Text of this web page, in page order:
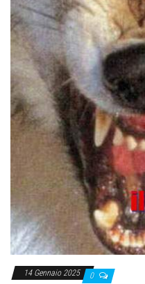
14 Gennaio 2025 0